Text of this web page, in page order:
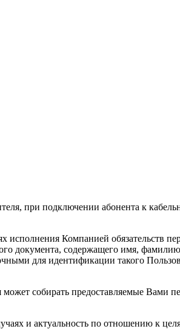
при подключении абонента к
исполнения Компанией обязательств
документа, содержащего имя,
для идентификации такого
собирать предоставляемые Вами
и актуальность по отношению к